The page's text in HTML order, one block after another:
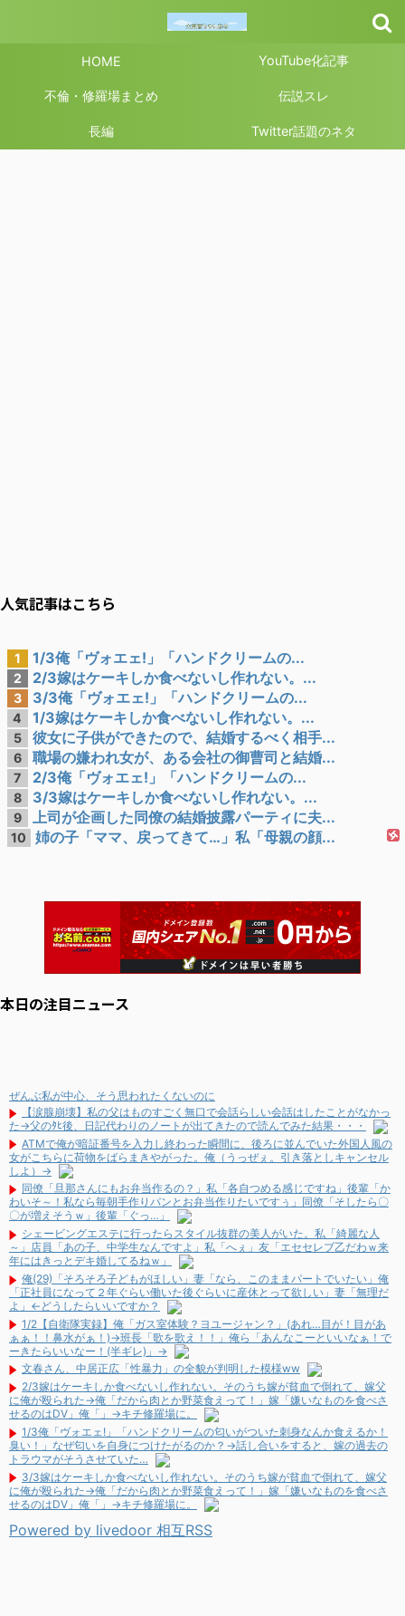
HOME YouTube化記事
不倫・修羅場まとめ 伝説スレ
長編 Twitter話題のネタ
人気記事はこちら
1 1/3俺「ヴォエェ!」「ハンドクリームの...
2 2/3嫁はケーキしか食べないし作れない。...
3 3/3俺「ヴォエェ!」「ハンドクリームの...
4 1/3嫁はケーキしか食べないし作れない。...
5 彼女に子供ができたので、結婚するべく相手...
6 職場の嫌われ女が、ある会社の御曹司と結婚...
7 2/3俺「ヴォエェ!」「ハンドクリームの...
8 3/3嫁はケーキしか食べないし作れない。...
9 上司が企画した同僚の結婚披露パーティに夫...
10 姉の子「ママ、戻ってきて…」私「母親の顔...
本日の注目ニュース
ぜんぶ私が中心、そう思われたくないのに
【涙腺崩壊】私の父はものすごく無口で会話らしい会話はしたことがなかっ
た→父のﾀﾋ後、日記代わりのノートが出てきたので読んでみた結果・・・
ATMで俺が暗証番号を入力し終わった瞬間に、後ろに並んでいた外国人風の
女がこちらに荷物をばらまきやがった。俺（うっぜぇ。引き落としキャンセル
しよ）→
同僚「旦那さんにもお弁当作るの？」私「各自つめる感じですね」後輩「か
わいそ～！私なら毎朝手作りパンとお弁当作りたいですぅ」同僚「そしたら〇
〇が増えそうｗ」後輩「ぐっ…」
シェービングエステに行ったらスタイル抜群の美人がいた。私「綺麗な人
～」店員「あの子、中学生なんですよ」私「へぇ」友「エセセレブ乙だわｗ来
年にはきっとデキ婚してるねｗ」
俺(29)「そろそろ子どもがほしい」妻「なら、このままパートでいたい」俺
「正社員になって２年ぐらい働いた後ぐらいに産休とって欲しい」妻「無理だ
よ」←どうしたらいいですか？
1/2【自衛隊実録】俺「ガス室体験？ヨユージャン？」(あれ…目が！目があ
ぁぁ！！鼻水がぁ！)→班長「歌を歌え！！」俺ら「あんなこーといいなぁ！で
ーきたらいいなー！(半ギレ)」→
文春さん、中居正広「性暴力」の全貌が判明した模様ww
2/3嫁はケーキしか食べないし作れない。そのうち嫁が貧血で倒れて、嫁父
に俺が殴られた→俺「だから肉とか野菜食えって！」嫁「嫌いなものを食べさ
せるのはDV」俺「」→キチ修羅場に。
1/3俺「ヴォエェ!」「ハンドクリームの匂いがついた刺身なんか食えるか！
臭い！」なぜ匂いを自身につけたがるのか？→話し合いをすると、嫁の過去の
トラウマがそうさせていた…
3/3嫁はケーキしか食べないし作れない。そのうち嫁が貧血で倒れて、嫁父
に俺が殴られた→俺「だから肉とか野菜食えって！」嫁「嫌いなものを食べさ
せるのはDV」俺「」→キチ修羅場に。
Powered by livedoor 相互RSS